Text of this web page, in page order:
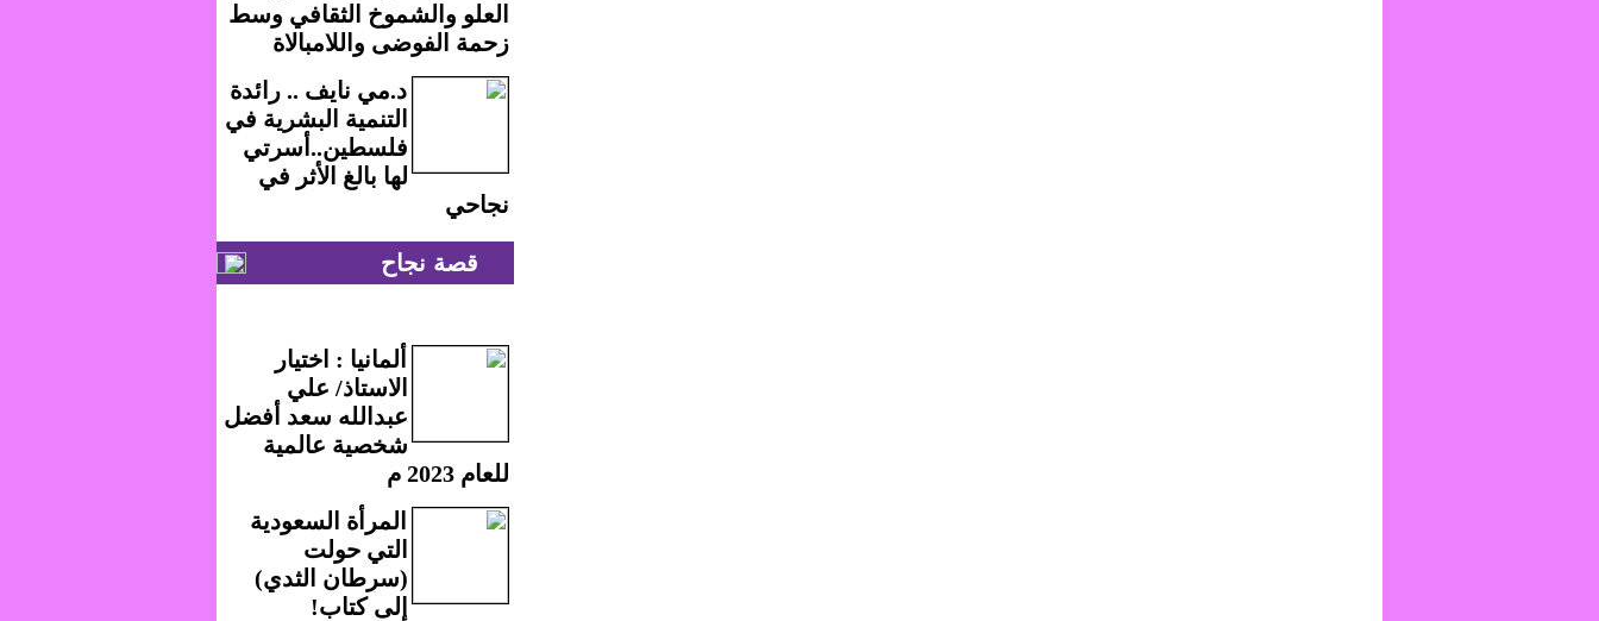
العلو والشموخ الثقافي وسط
زحمة الفوضى واللامبالاة
د.مي نايف .. رائدة
التنمية البشرية في
فلسطين..أسرتي
لها بالغ الأثر في
نجاحي
قصة نجاح
ألمانيا : اختيار
الاستاذ/ علي
عبدالله سعد أفضل
شخصية عالمية
للعام 2023 م
المرأة السعودية
التي حولت
(سرطان الثدي)
إلى كتاب!